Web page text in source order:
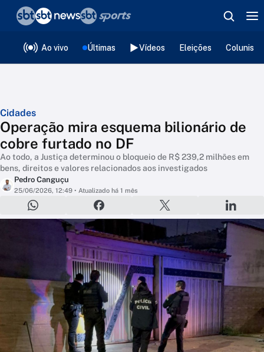
Ao vivo Últimas Vídeos Eleições
Cidades
Operação mira esquema bilionário de
cobre furtado no DF
Ao todo, a Justiça determinou o bloqueio de R$ 239,2 milhões em
bens, direitos e valores relacionados aos investigados
Pedro Canguçu
25/06/2026, 12:49 • Atualizado há 1 mês
❮voltar
Editorias